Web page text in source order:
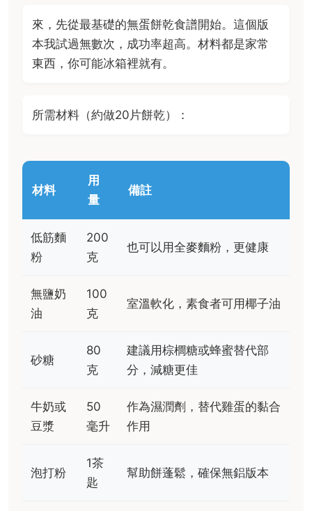
來，先從最基礎的無蛋餅乾食譜開始。這個版
本我試過無數次，成功率超高。材料都是家常
東西，你可能冰箱裡就有。
所需材料（約做20片餅乾）：
材料
用
量
備註
低筋麵
粉
200
克
也可以用全麥麵粉，更健康
無鹽奶
油
100
克
室溫軟化，素食者可用椰子油
砂糖
80
克
建議用棕櫚糖或蜂蜜替代部
分，減糖更佳
牛奶或
豆漿
50
毫升
作為濕潤劑，替代雞蛋的黏合
作用
泡打粉
1茶
匙
幫助餅蓬鬆，確保無鋁版本